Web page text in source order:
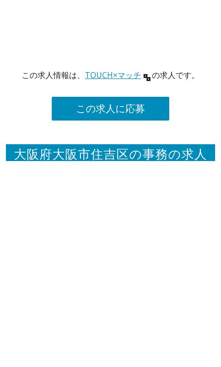
この求人情報は、 TOUCH×マッチ の求人です。
この求人に応募
大阪府大阪市住吉区の事務の求人